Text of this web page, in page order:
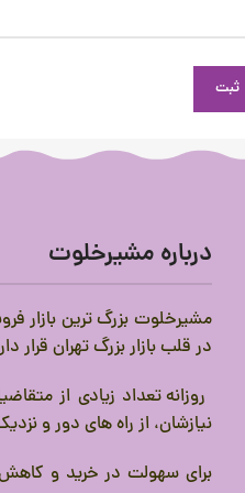
درباره مشیرخلوت
مشیرخلوت بزرگ ترین بازار
در قلب بازار بزرگ تهران قرار
روزانه تعداد زیادی از
نیازشان، از راه های دور و
برای سهولت در خرید و